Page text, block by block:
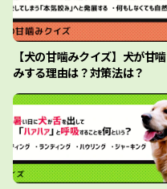
【犬の甘噛みクイズ】犬が甘噛
みする理由は？対策法は？